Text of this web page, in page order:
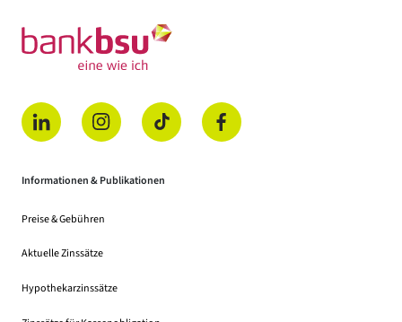
(öffnet in einem neuen Tab)
(öffnet in einem neuen Tab)
(öffnet in einem neuen Tab)
(öffnet in einem neuen Tab)
Informationen & Publikationen
Preise & Gebühren
Aktuelle Zinssätze
Hypothekarzinssätze